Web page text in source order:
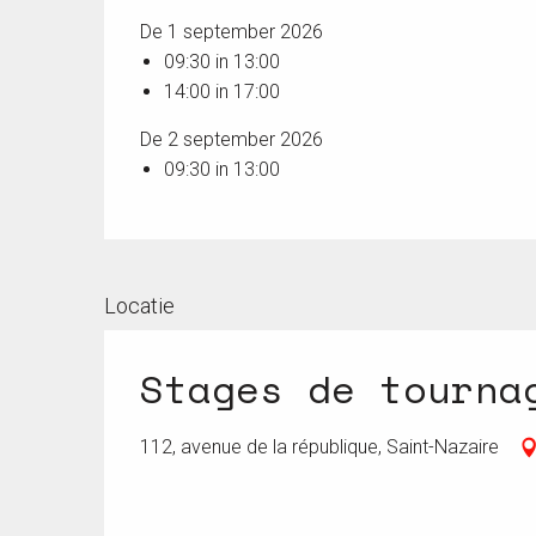
De 1 september 2026
09:30 in 13:00
14:00 in 17:00
De 2 september 2026
09:30 in 13:00
Locatie
Stages de
112, avenue de la république, Saint-Nazaire